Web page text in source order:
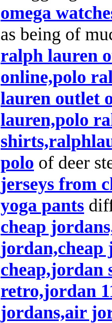
omega
as being of
ralph lauren
online,polo
lauren outlet
lauren,polo
polo of deer
jerseys from
yoga pants
cheap
jordan,cheap
cheap,jordan
retro,jordan
jordans,air